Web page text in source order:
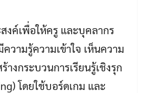
งค์เพื่อให้ครู และบุคลากร
วามรู้ความเข้าใจ เห็นความ
างกระบวนการเรียนรู้เชิงรุก
โดยใช้บอร์ดเกม และ